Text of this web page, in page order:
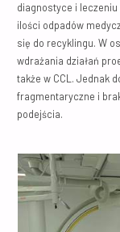
diagnostyce i leczeniu
ilości odpadów
się do recyklingu. W
wdrażania działań
także w CCL. Jednak
fragmentaryczne i
podejścia.